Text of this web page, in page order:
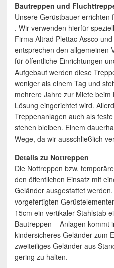
Bautreppen und
Unsere Gerüstbauer errichten
. Wir verwenden hierfür
Firma Altrad Plettac Assco
entsprechen den allgemeinen
für öffentliche Einrichtungen
Aufgebaut werden diese
weniger als einem Tag und
mehrere Jahre zur Miete
Lösung eingerichtet wird.
Treppenanlagen auch als
stehen bleiben. Einem
Wege, da wir ausschließlich
Details zu Nottreppen
Die Nottreppen bzw.
den öffentlichen Einsatz mit
Geländer ausgestattet
vorgefertigten
15cm ein vertikaler Stahlstab
Bautreppen – Anlagen kommt
kindersicheres Geländer zum
zweiteiliges Geländer aus
gering zu halten.